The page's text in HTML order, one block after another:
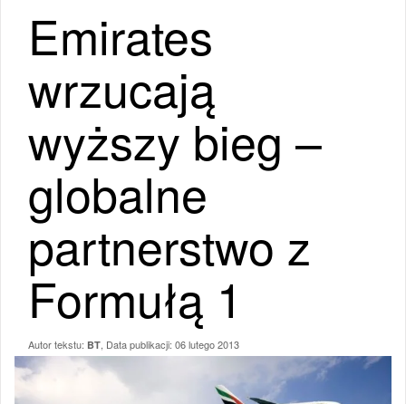
Emirates
wrzucają
wyższy bieg –
globalne
partnerstwo z
Formułą 1
Autor tekstu: BT , Data publikacji: 06 lutego 2013